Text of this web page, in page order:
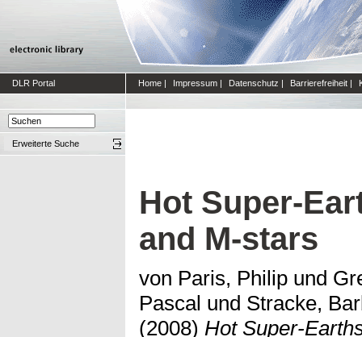
DLR Portal Home | Impressum | Datenschutz | Barrierefreiheit |
Erweiterte Suche
Hot Super-
and M-stars
von Paris, Philip und
Pascal und Stracke,
(2008) Hot Super-